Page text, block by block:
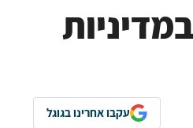
עקבו אחרינו בגוגל